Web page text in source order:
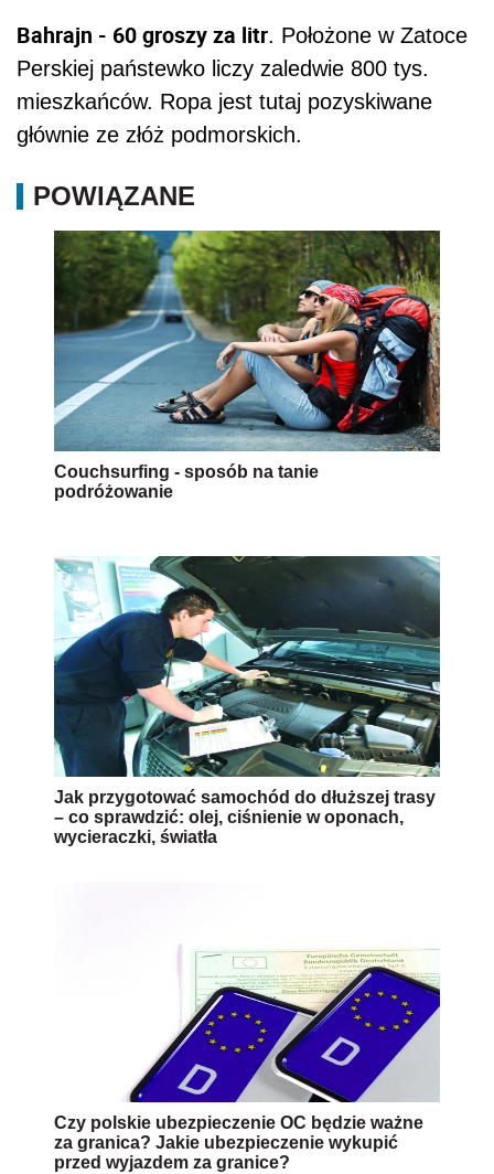
Bahrajn - 60 groszy za litr. Położone w Zatoce
Perskiej państewko liczy zaledwie 800 tys.
mieszkańców. Ropa jest tutaj pozyskiwane
głównie ze złóż podmorskich.
POWIĄZANE
Couchsurfing - sposób na tanie
podróżowanie
Jak przygotować samochód do dłuższej trasy
– co sprawdzić: olej, ciśnienie w oponach,
wycieraczki, światła
Czy polskie ubezpieczenie OC będzie ważne
za granica? Jakie ubezpieczenie wykupić
przed wyjazdem za granice?